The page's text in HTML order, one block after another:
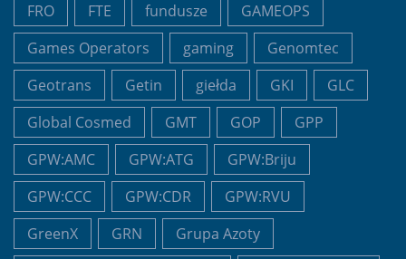
FRO
FTE fundusze
GAMEOPS
Games Operators
gaming
Genomtec
Geotrans
Getin giełda GKI
GLC
Global Cosmed
GMT GOP
GPP
GPW:AMC
GPW:ATG
GPW:Briju
GPW:CCC
GPW:CDR
GPW:RVU
GreenX
GRN
Grupa Azoty